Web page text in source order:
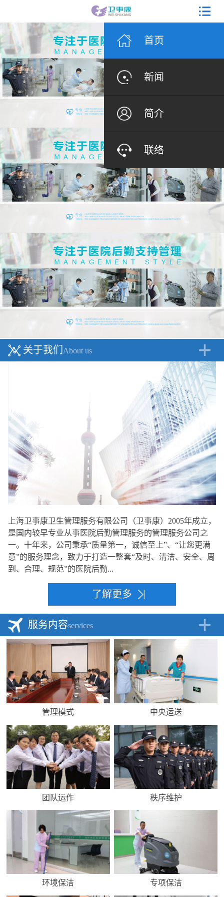
首页
新闻
简介
联络
关于我们 About us
上海卫事康卫生管理服务有限公司（卫事康）2005年成立，
是国内较早专业从事医院后勤管理服务的管理服务公司之
一。十年来，公司秉承“质量第一，诚信至上”、“让您更满
意”的服务理念，致力于打造一整套“及时、清洁、安全、周
到、合理、规范”的医院后勤...
了解更多
服务内容services
管理模式 中央运送
团队运作 秩序维护
环境保洁 专项保洁